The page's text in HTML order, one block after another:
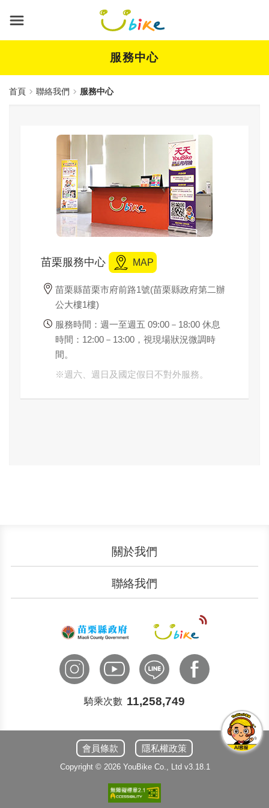
要
服務中心
首頁 聯絡我們 服務中心
標題
苗栗服務中心 MAP
苗栗縣苗栗市府前路1號(苗栗縣政府第二辦
公大樓1樓)
服務時間：週一至週五 09:00－18:00 休息
時間：12:00－13:00，視現場狀況微調時
間。
※週六、週日及國定假日不對外服務。
關於我們
加入我們
聯絡我們
廣告刊登
國際諮詢
騎乘次數 11,258,749
會員條款 隱私權政策
Copyright © 2026 YouBikeCo., Ltd v3.18.1